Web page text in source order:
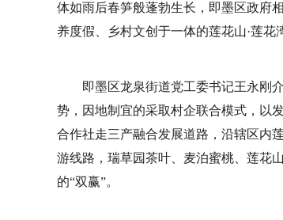
体如雨后春笋般蓬勃生长，即墨区政府
养度假、乡村文创于一体的莲花山·莲花
即墨区龙泉街道党工委书记王永刚
势，因地制宜的采取村企联合模式，以
合作社走三产融合发展道路，沿辖区内
游线路，瑞草园茶叶、麦泊蜜桃、莲花
的“双赢”。